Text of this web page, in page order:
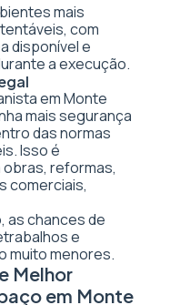
mais
com
disponível e
a execução.
em Monte
mais segurança
das normas
Isso é
reformas,
comerciais,
as chances de
e
muito menores.
Melhor
em Monte